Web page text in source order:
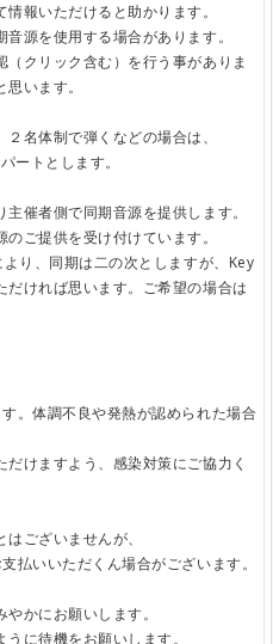
報いただけると助かります。
源を使用する場合があります。
クリック含む）を行う事がありま
います。
名体制で弾くなどの場合は、
ートとします。
催者側で同期音源を提供します。
ご提供を受け付けています。
り、同期は二の次としますが、Key
ければ思います。ご希望の場合は
。体調不良や発熱が認められた場合
ますよう、感染対策にご協力く
ざいませんが、
いいただくん場合がございます。
にお願いします。
待機をお願いします。